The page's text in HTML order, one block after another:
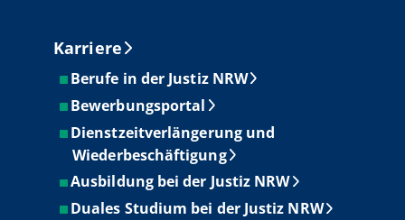
Karriere
Berufe in der Justiz NRW
Bewerbungsportal
Dienstzeitverlängerung und
Wiederbeschäftigung
Ausbildung bei der Justiz NRW
Duales Studium bei der Justiz NRW